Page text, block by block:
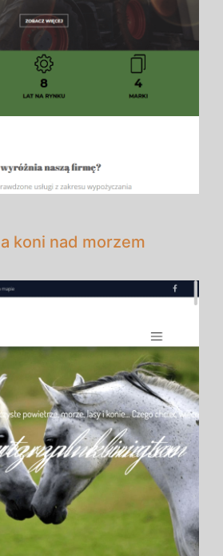
koni nad morzem